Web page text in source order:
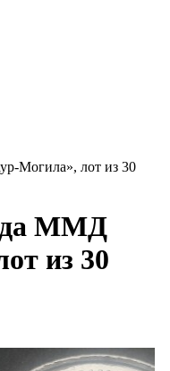
Могила», лот из 30
ММД
из 30